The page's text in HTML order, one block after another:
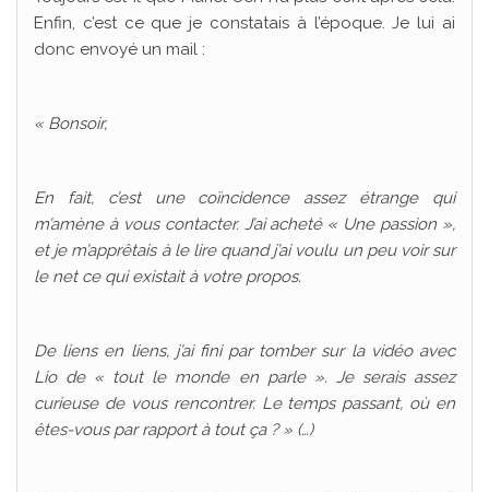
Enfin, c’est ce que je constatais à l’époque. Je lui ai
donc envoyé un mail :
« Bonsoir,
En fait, c’est une coïncidence assez étrange qui
m’amène à vous contacter. J’ai acheté « Une passion »,
et je m’apprêtais à le lire quand j’ai voulu un peu voir sur
le net ce qui existait à votre propos.
De liens en liens, j’ai fini par tomber sur la vidéo avec
Lio de « tout le monde en parle ». Je serais assez
curieuse de vous rencontrer. Le temps passant, où en
êtes-vous par rapport à tout ça ? » (…)